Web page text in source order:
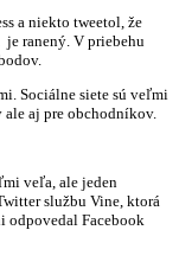
a niekto tweetol, že
ranený. V priebehu
Sociálne siete sú veľmi
aj pre obchodníkov.
veľa, ale jeden
službu Vine, ktorá
odpovedal Facebook